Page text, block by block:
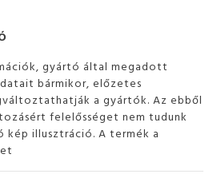
gyártó által megadott
bármikor, előzetes
a gyártók. Az ebből
felelősséget nem tudunk
illusztráció. A termék a